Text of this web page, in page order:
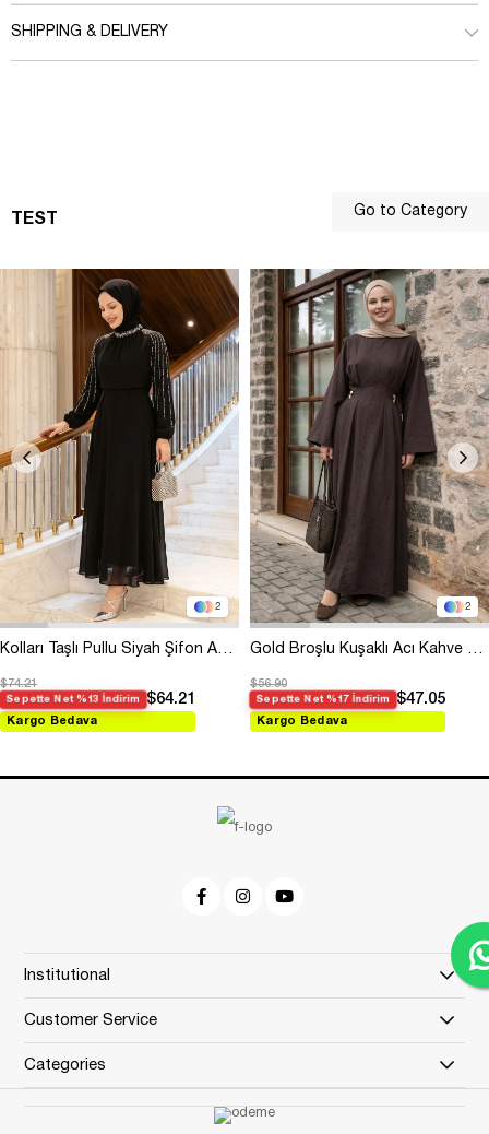
SHIPPING & DELIVERY
TEST
2
$74.21
Sepette Net %13 İndirim $64.21
Kargo Bedava
2
$56.90
Sepette Net %17 İndirim $47.05
Kargo Bedava
Go to Category
Institutional
Customer Service
Categories